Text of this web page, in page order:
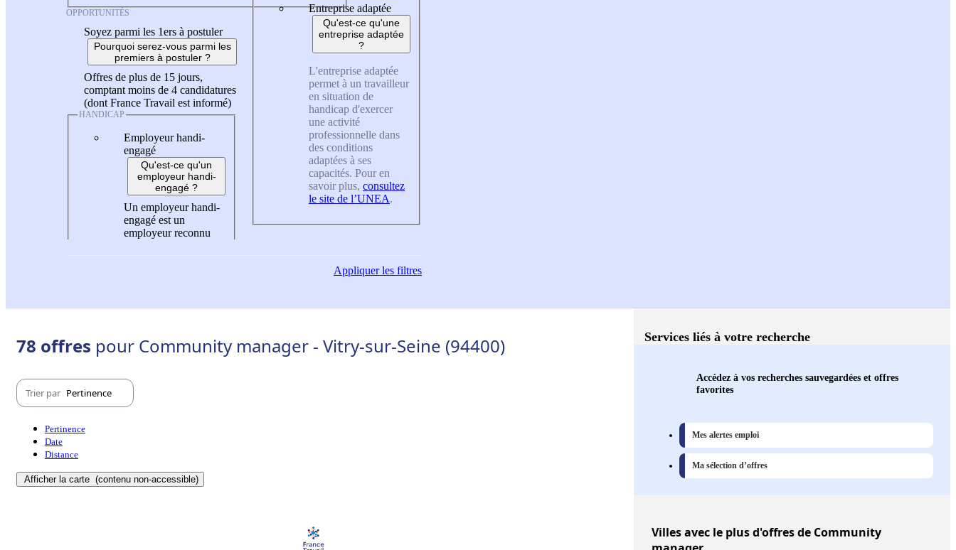
OPPORTUNITÉS
Soyez parmi les 1ers à postuler
Pourquoi serez-vous parmi les
premiers à postuler ?
Offres de plus de 15 jours,
comptant moins de 4 candidatures
(dont France Travail est informé)
HANDICAP
Employeur handi-
engagé
Qu'est-ce qu'un
employeur handi-
engagé ?
Un employeur handi-
engagé est un
employeur reconnu
Entreprise adaptée
Qu'est-ce qu'une
entreprise adaptée
?
L'entreprise adaptée
permet à un travailleur
en situation de
handicap d'exercer
une activité
professionnelle dans
des conditions
adaptées à ses
capacités. Pour en
savoir plus, consultez
le site de l’UNEA.
Appliquerles filtres
78 offres pour Community manager - Vitry-sur-Seine (94400)
Trier par Pertinence
Pertinence
Date
Distance
Afficher la carte (contenu non-accessible)
Services liés à votre recherche
Accédez à vos recherches sauvegardées et offres
favorites
Mes alertes emploi
Ma sélection d’offres
Villesavec le plus d'offres de Community